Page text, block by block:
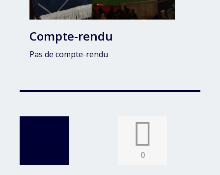
Compte-rendu
Pas de compte-rendu
0